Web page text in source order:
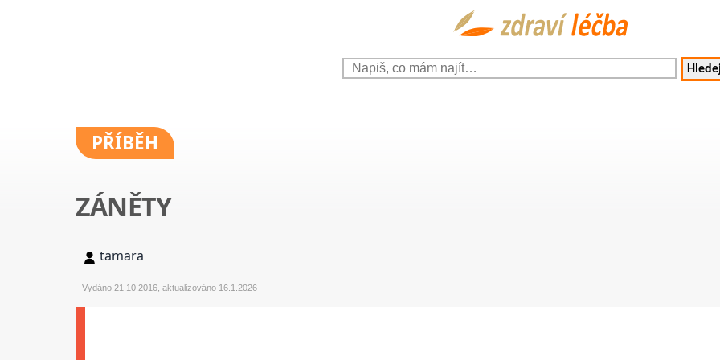
PŘÍBĚH
ZÁNĚTY
tamara
Vydáno 21.10.2016, aktualizováno 16.1.2026